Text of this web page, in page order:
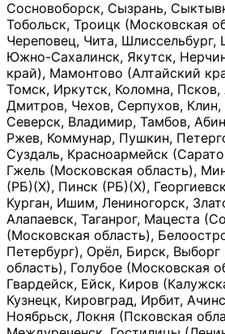
Сосновоборск, Сызрань,
Тобольск, Троицк (Московская
Череповец, Чита, Шлиссельбург,
Южно-Сахалинск, Якутск,
край), Мамонтово (Алтайский
Томск, Иркутск, Коломна, Псков,
Дмитров, Чехов, Серпухов, Клин,
Северск, Владимир, Тамбов,
Ржев, Коммунар, Пушкин,
Суздаль, Красноармейск
Гжель (Московская область),
(РБ)(Х), Пинск (РБ)(Х),
Курган, Ишим, Лениногорск,
Алапаевск, Таганрог, Мацеста
(Московская область),
Петербург), Орёл, Бирск, Выборг
область), Голубое (Московская
Гвардейск, Ейск, Киров
Кузнецк, Кировград, Ирбит,
Ноябрьск, Локня (Псковская